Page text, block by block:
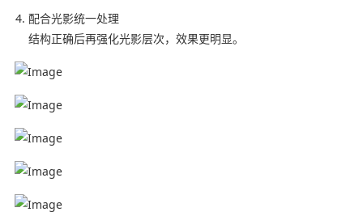
配合光影统一处理
结构正确后再强化光影层次，效果更明显。